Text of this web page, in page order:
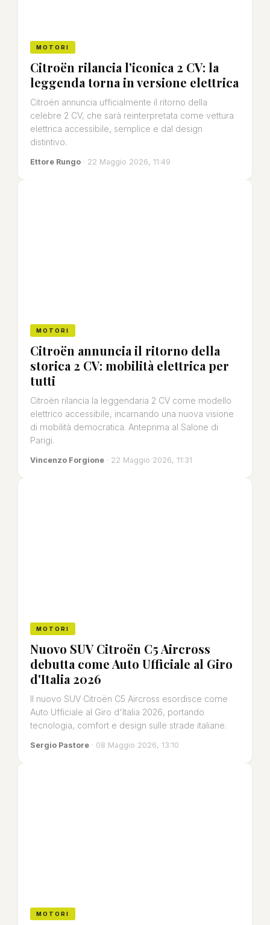
MOTORI
Citroën rilancia l'iconica 2 CV: la
leggenda torna in versione elettrica
Citroën annuncia ufficialmente il ritorno della
celebre 2 CV, che sarà reinterpretata come vettura
elettrica accessibile, semplice e dal design
distintivo.
Ettore Rungo · 22 Maggio 2026, 11:49
MOTORI
Citroën annuncia il ritorno della
storica 2 CV: mobilità elettrica per
tutti
Citroën rilancia la leggendaria 2 CV come modello
elettrico accessibile, incarnando una nuova visione
di mobilità democratica. Anteprima al Salone di
Parigi.
Vincenzo Forgione · 22 Maggio 2026, 11:31
MOTORI
Nuovo SUV Citroën C5 Aircross
debutta come Auto Ufficiale al Giro
d'Italia 2026
Il nuovo SUV Citroën C5 Aircross esordisce come
Auto Ufficiale al Giro d'Italia 2026, portando
tecnologia, comfort e design sulle strade italiane.
Sergio Pastore · 08 Maggio 2026, 13:10
MOTORI